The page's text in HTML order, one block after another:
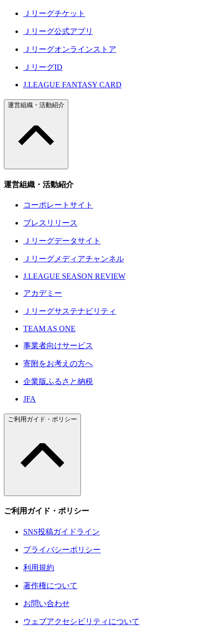
Ｊリーグチケット
Ｊリーグ公式アプリ
Ｊリーグオンラインストア
ＪリーグID
J.LEAGUE FANTASY CARD
運営組織・活動紹介
運営組織・活動紹介
コーポレートサイト
プレスリリース
Ｊリーグデータサイト
Ｊリーグメディアチャンネル
J.LEAGUE SEASON REVIEW
アカデミー
Ｊリーグサステナビリティ
TEAM AS ONE
事業者向けサービス
寄附をお考えの方へ
企業版ふるさと納税
JFA
ご利用ガイド・ポリシー
ご利用ガイド・ポリシー
SNS投稿ガイドライン
プライバシーポリシー
利用規約
著作権について
お問い合わせ
ウェブアクセシビリティについて